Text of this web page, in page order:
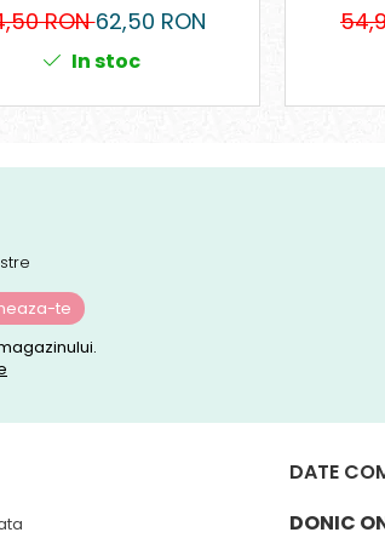
RON62,50 RON
In stoc
DATE
DONIC